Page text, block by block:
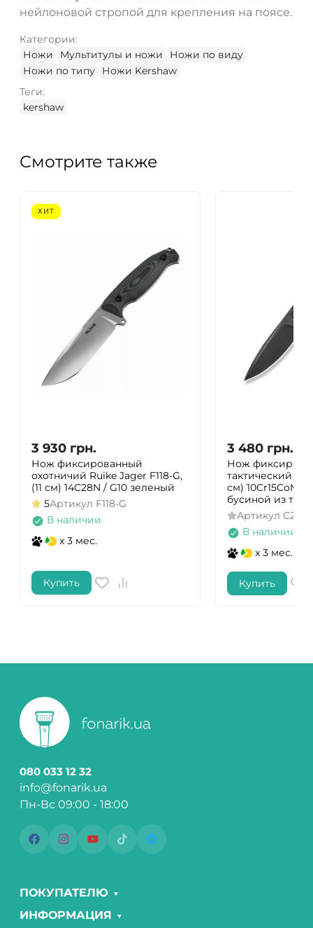
нейлоновой стропой для крепления на поясе.
Категории:
Ножи
Мультитулы и ножи
Ножи по виду
Ножи по типу
Ножи Kershaw
Теги:
kershaw
Смотрите также
ХИТ
3 930 грн.
Нож фиксированный
охотничий Ruike Jager F118-G,
(11 см) 14C28N / G10 зеленый
5Артикул F118-G
В наличии
x 3 мес.
Купить
3 480 грн.
Нож
тактический
см)
бусиной из
Артикул
В наличии
x 3 мес.
Купить
080 033 12 32
info@fonarik.ua
Пн-Вс 09:00 - 18:00
ПОКУПАТЕЛЮ
ИНФОРМАЦИЯ